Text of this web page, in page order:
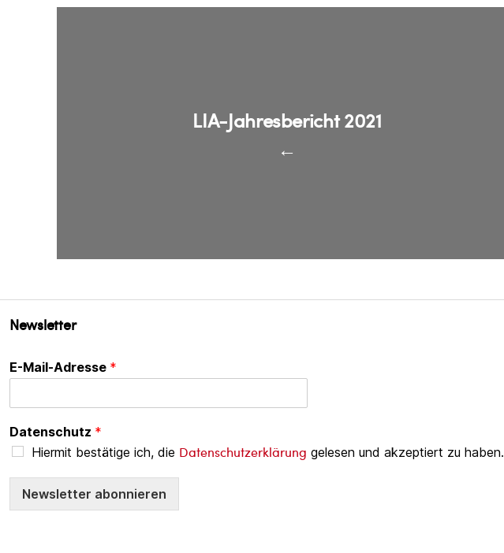
←
LIA-Jahresbericht 2021
Newsletter
E-Mail-Adresse *
Datenschutz *
Hiermit bestätige ich, die Datenschutzerklärung gelesen und akzeptiert zu haben.
Newsletter abonnieren